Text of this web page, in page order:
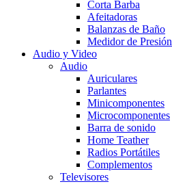
Corta Barba
Afeitadoras
Balanzas de Baño
Medidor de Presión
Audio y Video
Audio
Auriculares
Parlantes
Minicomponentes
Microcomponentes
Barra de sonido
Home Teather
Radios Portátiles
Complementos
Televisores